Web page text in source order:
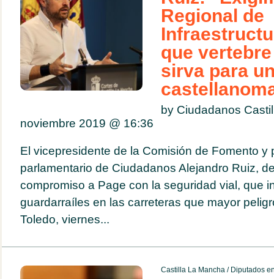
Regional de
que
sirva para
by Ciudadanos
noviembre 2019 @ 16:36
El vicepresidente de la Comisión de Fomento y
parlamentario de Ciudadanos Alejandro Ruiz,
compromiso a Page con la seguridad vial, que
guardarraíles en las carreteras que mayor
Toledo, viernes...
Castilla La Mancha/ Diputados